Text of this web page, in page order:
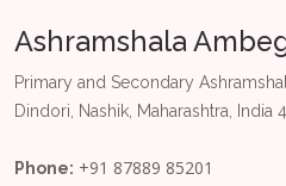
Ashramshala
Primary and Secondary
Dindori, Nashik, Maharashtra, India
Phone: +91 87889 85201